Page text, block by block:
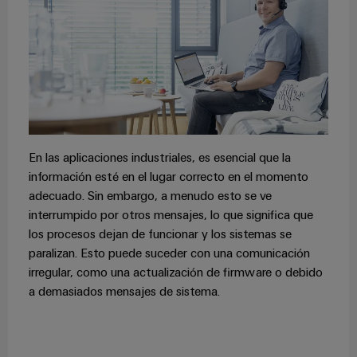
la
industria
Sector
ferroviario
Soluciones
modernas
y
digitales
para
una
movilidad
respetuosa
con
el
Accesorios
Herramientas
Máquinas
automáticas
Software
Señalizadores
Impresoras
industriales
Industry
light
En las aplicaciones industriales, es esencial que la
información esté en el lugar correcto en el momento
adecuado. Sin embargo, a menudo esto se ve
interrumpido por otros mensajes, lo que significa que
los procesos dejan de funcionar y los sistemas se
paralizan. Esto puede suceder con una comunicación
irregular, como una actualización de firmware o debido
a demasiados mensajes de sistema.